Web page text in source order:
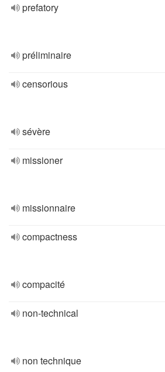
prefatory
préliminaire
censorious
sévère
missioner
missionnaire
compactness
compacité
non-technical
non technique